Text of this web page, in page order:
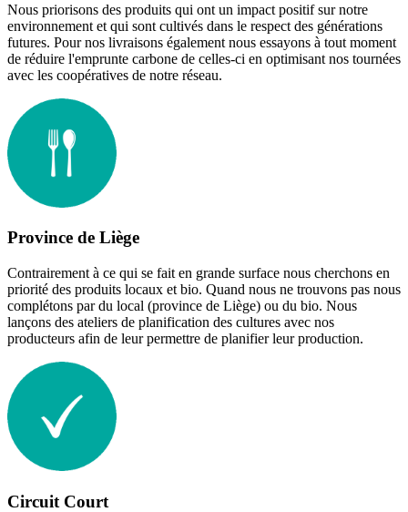
Nous priorisons des produits qui ont un impact positif sur notre
environnement et qui sont cultivés dans le respect des générations
futures. Pour nos livraisons également nous essayons à tout moment
de réduire l'emprunte carbone de celles-ci en optimisant nos tournées
avec les coopératives de notre réseau.
Province de Liège
Contrairement à ce qui se fait en grande surface nous cherchons en
priorité des produits locaux et bio. Quand nous ne trouvons pas nous
complétons par du local (province de Liège) ou du bio. Nous
lançons des ateliers de planification des cultures avec nos
producteurs afin de leur permettre de planifier leur production.
Circuit Court